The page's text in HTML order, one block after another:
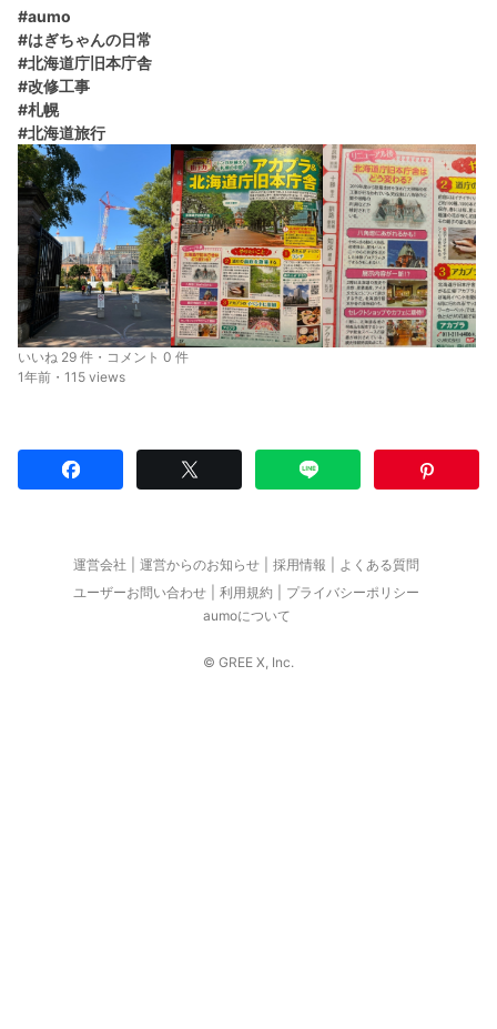
#aumo
#はぎちゃんの日常
#北海道庁旧本庁舎
#改修工事
#札幌
#北海道旅行
いいね 29 件・コメント 0 件
1年前・115 views
運営会社 運営からのお知らせ 採用情報
よくある質問
ユーザーお問い合わせ
利用規約
プライバシーポリシー
aumoについて
© GREE X, Inc.